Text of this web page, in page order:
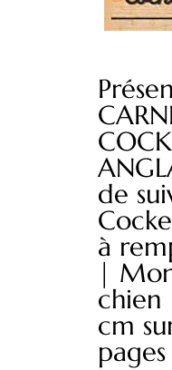
de
à
|
chien
cm
pages